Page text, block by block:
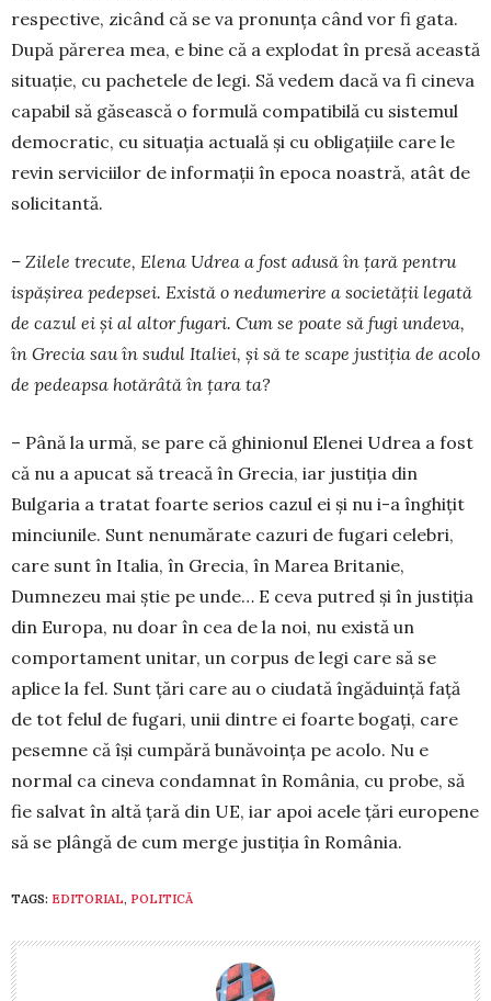
respective, zicând că se va pronunța când vor fi gata.
După părerea mea, e bine că a explodat în presă această
situație, cu pachetele de legi. Să vedem dacă va fi cineva
capabil să găsească o for­mulă compatibilă cu sistemul
democratic, cu si­tuația actuală și cu obligațiile care le
revin servicii­lor de informații în epoca noastră, atât de
solicitan­tă.
– Zilele trecute, Elena Udrea a fost adusă în ța­ră pentru
ispășirea pedepsei. Există o nedu­merire a societății legată
de cazul ei și al altor fu­gari. Cum se poate să fugi undeva,
în Grecia sau în sudul Italiei, și să te scape justiția de acolo
de pedeapsa hotărâtă în țara ta?
– Până la urmă, se pare că ghinionul Elenei Udrea a fost
că nu a apucat să treacă în Grecia, iar justiția din
Bulgaria a tratat foarte serios cazul ei și nu i-a înghițit
minciunile. Sunt nenumărate cazuri de fugari celebri,
care sunt în Italia, în Grecia, în Marea Britanie,
Dumnezeu mai știe pe unde… E ceva putred și în justiția
din Europa, nu doar în cea de la noi, nu există un
comportament unitar, un corpus de legi care să se
aplice la fel. Sunt țări care au o ciudată îngăduință față
de tot felul de fugari, unii dintre ei foarte bogați, care
pesemne că își cumpără bunăvoința pe acolo. Nu e
normal ca ci­neva condamnat în România, cu probe, să
fie salvat în altă țară din UE, iar apoi acele țări europene
să se plângă de cum merge justiția în România.
TAGS: EDITORIAL, POLITICĂ